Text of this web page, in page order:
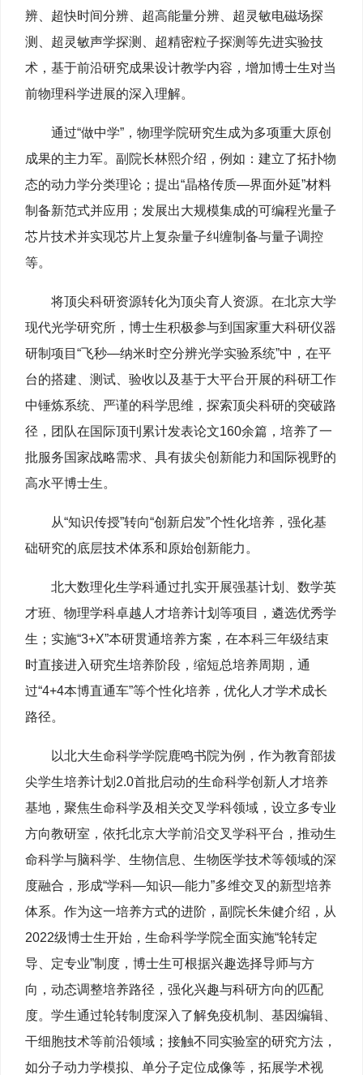
辨、超快时间分辨、超高能量分辨、超灵敏电磁场探
测、超灵敏声学探测、超精密粒子探测等先进实验技
术，基于前沿研究成果设计教学内容，增加博士生对当
前物理科学进展的深入理解。
通过“做中学”，物理学院研究生成为多项重大原创
成果的主力军。副院长林熙介绍，例如：建立了拓扑物
态的动力学分类理论；提出“晶格传质—界面外延”材料
制备新范式并应用；发展出大规模集成的可编程光量子
芯片技术并实现芯片上复杂量子纠缠制备与量子调控
等。
将顶尖科研资源转化为顶尖育人资源。在北京大学
现代光学研究所，博士生积极参与到国家重大科研仪器
研制项目“飞秒—纳米时空分辨光学实验系统”中，在平
台的搭建、测试、验收以及基于大平台开展的科研工作
中锤炼系统、严谨的科学思维，探索顶尖科研的突破路
径，团队在国际顶刊累计发表论文160余篇，培养了一
批服务国家战略需求、具有拔尖创新能力和国际视野的
高水平博士生。
从“知识传授”转向“创新启发”个性化培养，强化基
础研究的底层技术体系和原始创新能力。
北大数理化生学科通过扎实开展强基计划、数学英
才班、物理学科卓越人才培养计划等项目，遴选优秀学
生；实施“3+X”本研贯通培养方案，在本科三年级结束
时直接进入研究生培养阶段，缩短总培养周期，通
过“4+4本博直通车”等个性化培养，优化人才学术成长
路径。
以北大生命科学学院鹿鸣书院为例，作为教育部拔
尖学生培养计划2.0首批启动的生命科学创新人才培养
基地，聚焦‌生命科学及相关交叉学科领域‌，设立多专业
方向教研室，依托北京大学前沿交叉学科平台，推动生
命科学与脑科学、生物信息、生物医学技术等领域的深
度融合，形成“学科—知识—能力”多维交叉的新型培养
体系。作为这一培养方式的进阶，副院长朱健介绍，从
2022级博士生开始，生命科学学院全面实施“轮转定
导、定专业”制度，博士生可根据兴趣选择导师与方
向，动态调整培养路径，强化兴趣与科研方向的匹配
度。学生通过轮转制度深入了解免疫机制、基因编辑、
干细胞技术等前沿领域；接触不同实验室的研究方法，
如分子动力学模拟、单分子定位成像等，拓展学术视